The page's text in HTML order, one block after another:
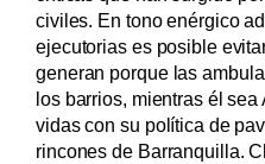
civiles. En tono enérgico
ejecutorias es posible
generan porque las
los barrios, mientras él
vidas con su política de
rincones de Barranquilla.